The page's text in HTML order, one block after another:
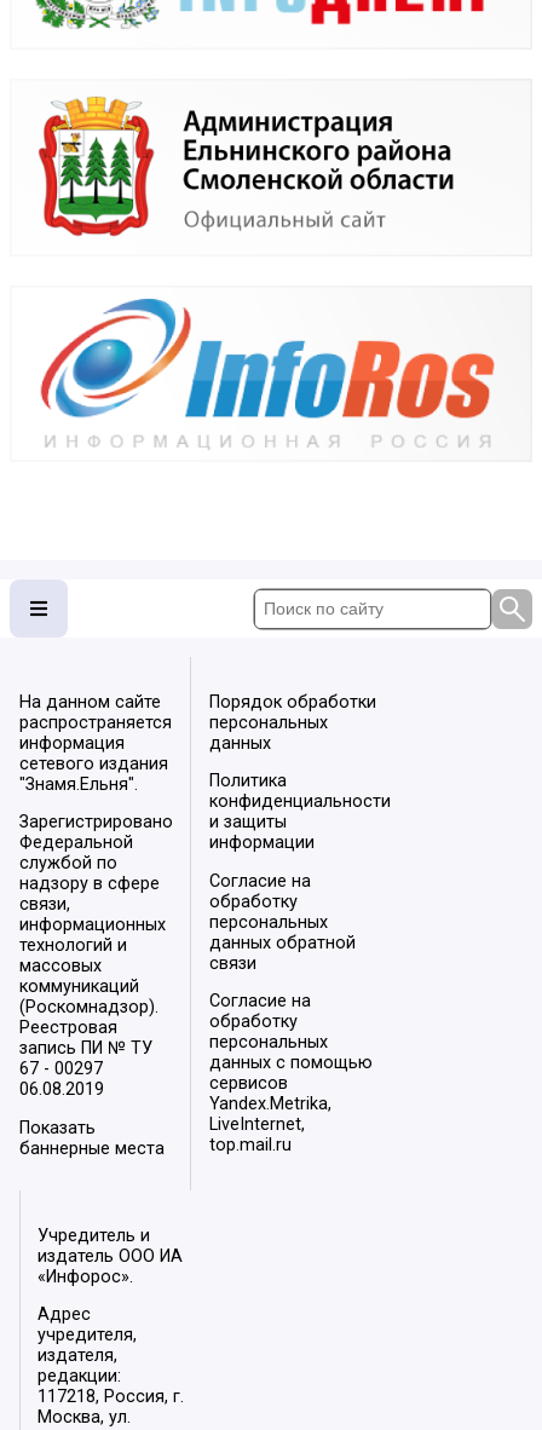
На данном сайте
распространяется
информация
сетевого издания
"Знамя.Ельня".
Зарегистрировано
Федеральной
службой по
надзору в сфере
связи,
информационных
технологий и
массовых
коммуникаций
(Роскомнадзор).
Реестровая
запись ПИ № ТУ
67 - 00297
06.08.2019
Показать
баннерные места
Порядок обработки
персональных
данных
Политика
конфиденциальности
и защиты
информации
Согласие на
обработку
персональных
данных обратной
связи
Согласие на
обработку
персональных
данных с помощью
сервисов
Yandex.Metrika,
LiveInternet,
top.mail.ru
Учредитель и
издатель ООО ИА
«Инфорос».
Адрес
учредителя,
издателя,
редакции:
117218, Россия, г.
Москва, ул.